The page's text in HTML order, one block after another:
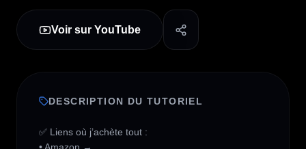
Voir sur YouTube
DESCRIPTION DU TUTORIEL
✅ Liens où j’achète tout :